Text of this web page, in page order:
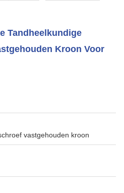
Tandheelkundige
Kroon Voor
vastgehouden kroon